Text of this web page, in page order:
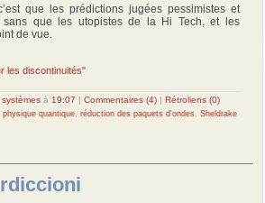
que les prédictions jugées pessimistes et
que les utopistes de la Hi Tech, et les
de vue.
les discontinuités"
à 19:07 | Commentaires (4) | Rétroliens (0)
physique quantique réduction des paquets d'ondes Sheldrake